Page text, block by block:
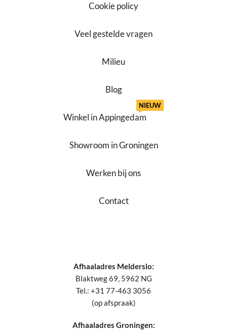
Cookie policy
Veel gestelde vragen
Milieu
Blog
Winkel in Appingedam
NIEUW
Showroom in Groningen
Werken bij ons
Contact
Afhaaladres Melderslo:
Blaktweg 69, 5962 NG
Tel.: +31 77-463 3056
(op afspraak)
Afhaaladres Groningen: